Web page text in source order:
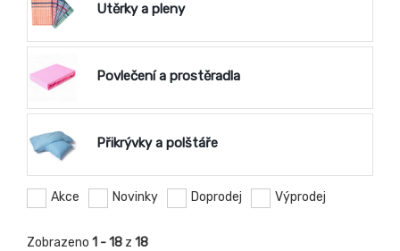
Utěrky a pleny
Povlečení a prostěradla
Přikrývky a polštáře
Akce Novinky Doprodej Výprodej
Zobrazeno 1 - 18 z 18